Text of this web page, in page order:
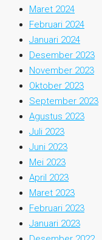
Maret 2024
Februari 2024
Januari 2024
Desember 2023
November 2023
Oktober 2023
September 2023
Agustus 2023
Juli 2023
Juni 2023
Mei 2023
April 2023
Maret 2023
Februari 2023
Januari 2023